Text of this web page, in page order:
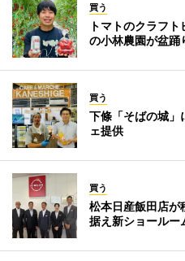
買う
トマトのクラフ
の小林農園が盆踊
買う
下條「そばの城
ェ提供
買う
松本日産飯田店
据え新ショールー